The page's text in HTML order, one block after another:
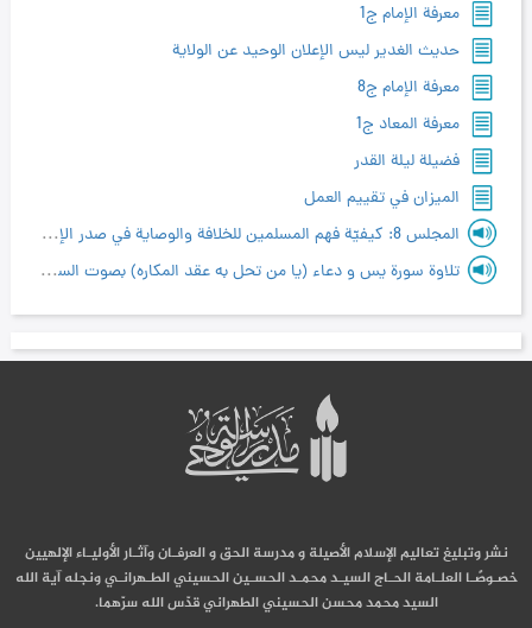
معرفة الإمام ج1
حديث الغدير ليس الإعلان الوحيد عن الولاية
معرفة الإمام ج8
معرفة المعاد ج1
فضيلة ليلة القدر
الميزان في تقييم العمل
المجلس 8: كيفيّة فهم المسلمين للخلافة والوصاية في صدر الإسلام
تلاوة سورة يس و دعاء (يا من تحل به عقد المكاره) بصوت السيد هاشم الحداد
نشر وتبليغ تعاليم الإسلام الأصيلة و مدرسة الحق و العرفـان وآثـار الأوليـاء الإلهيين
خصـوصًـا العلـامة الحـاج السيـد محمـد الحسـين الحسيني الطـهرانـي ونجله آية الله
السيد محمد محسن الحسيني الطهراني قدّس الله سرّهما.